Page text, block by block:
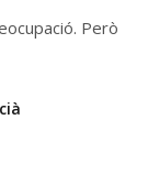
Però